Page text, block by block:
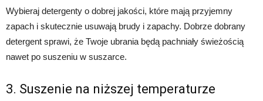
Wybieraj detergenty o dobrej jakości, które mają przyjemny
zapach i skutecznie usuwają brudy i zapachy. Dobrze dobrany
detergent sprawi, że Twoje ubrania będą pachniały świeżością
nawet po suszeniu w suszarce.
3. Suszenie na niższej temperaturze